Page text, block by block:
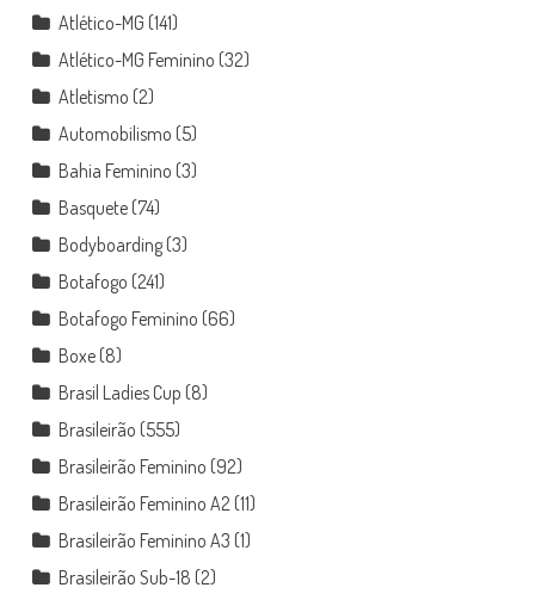
Atlético-MG (141)
Atlético-MG Feminino (32)
Atletismo (2)
Automobilismo (5)
Bahia Feminino (3)
Basquete(74)
Bodyboarding(3)
Botafogo (241)
Botafogo Feminino (66)
Boxe(8)
Brasil Ladies Cup (8)
Brasileirão (555)
Brasileirão Feminino (92)
Brasileirão Feminino A2(11)
Brasileirão Feminino A3 (1)
Brasileirão Sub-18 (2)